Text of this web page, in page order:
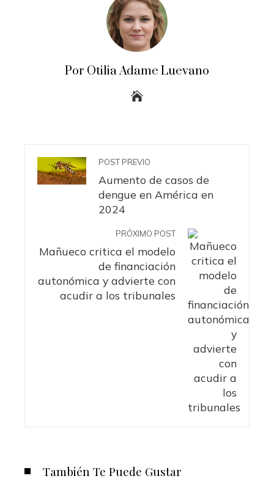
Por Otilia Adame Luevano
POST PREVIO
Aumento de casos de
dengue en América en
2024
PRÓXIMO POST
Mañueco critica el modelo
de financiación
autonómica y advierte con
acudir a los tribunales
También Te Puede Gustar